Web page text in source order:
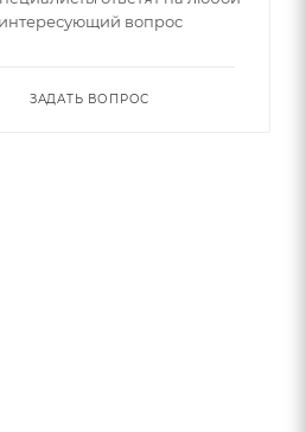
интересующий вопрос
ЗАДАТЬ ВОПРОС